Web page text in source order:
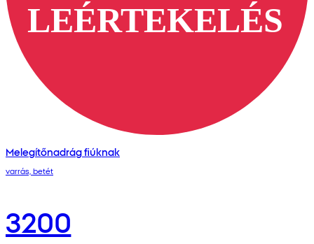
Melegítőnadrág fiúknak
varrás, betét
3200